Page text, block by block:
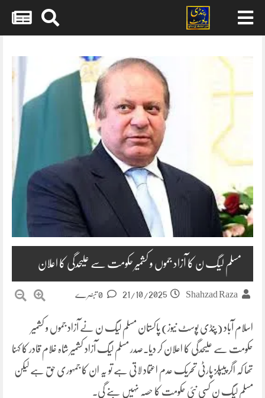
مسلم لیگ ن کا آزاد جموں و کشمیر حکومت سے علیحدگی کا اعلان
Shahzad Raza
21/10/2025
اسلام آباد (پنڈی پوسٹ نیوز) پاکستان مسلم لیگ ن نے آزاد جموں و کشمیر
حکومت سے علیحدگی کا اعلان کر دیا۔صدر مسلم لیگ آزاد کشمیر شاہ غلام قادر کا کہنا
تھا کہ اگر پیپلز پارٹی تحریک عدم اعتماد لاتی ہے تو یہ ان کا جمہوری حق ہے لیکن
مسلم لیگ ن کسی نئی حکومت کا حصہ نہیں بنے گی۔